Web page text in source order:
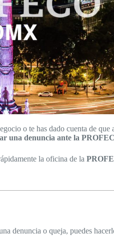
o te has dado cuenta de que
una denuncia ante la
la oficina de la
denuncia o queja, puedes